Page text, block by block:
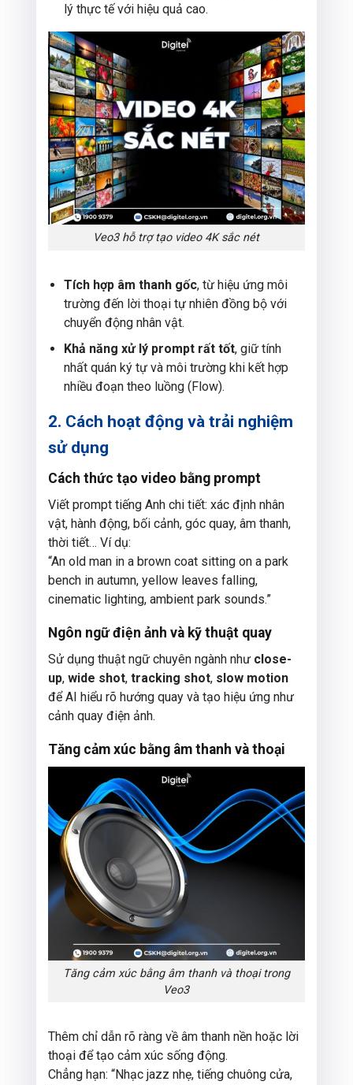
lý thực tế với hiệu quả cao.
Veo3 hỗ trợ tạo video 4K sắc nét
Tích hợp âm thanh gốc, từ hiệu ứng môi
trường đến lời thoại tự nhiên đồng bộ với
chuyển động nhân vật.
Khả năng xử lý prompt rất tốt, giữ tính
nhất quán ký tự và môi trường khi kết hợp
nhiều đoạn theo luồng (Flow).
2. Cách hoạt động và trải nghiệm
sử dụng
Cách thức tạo video bằng prompt
Viết prompt tiếng Anh chi tiết: xác định nhân
vật, hành động, bối cảnh, góc quay, âm thanh,
thời tiết… Ví dụ:
“An old man in a brown coat sitting on a park
bench in autumn, yellow leaves falling,
cinematic lighting, ambient park sounds.”
Ngôn ngữ điện ảnh và kỹ thuật quay
Sử dụng thuật ngữ chuyên ngành như close-
up, wide shot, tracking shot, slow motion
để AI hiểu rõ hướng quay và tạo hiệu ứng như
cảnh quay điện ảnh.
Tăng cảm xúc bằng âm thanh và thoại
Tăng cảm xúc bằng âm thanh và thoại trong
Veo3
Thêm chỉ dẫn rõ ràng về âm thanh nền hoặc lời
thoại để tạo cảm xúc sống động.
Chẳng hạn: “Nhạc jazz nhẹ, tiếng chuông cửa,